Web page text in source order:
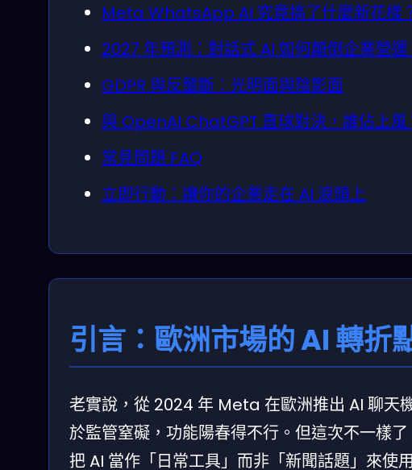
Meta WhatsApp AI 究竟搞了什麼新花樣
2027 年預測：對話式 AI 如何顛倒企業營運
GDPR 與反壟斷：光明面與陰影面
與 OpenAI ChatGPT 直球對決，誰佔上風
常見問題 FAQ
立即行動：讓你的企業走在 AI 浪頭上
引言：歐洲市場的 AI 轉折
老實說，從 2024 年 Meta 在歐洲推出 AI 聊天
於監管窒礙，功能陽春得不行。但這次不一樣
把 AI 當作「日常工具」而非「新聞話題」來使